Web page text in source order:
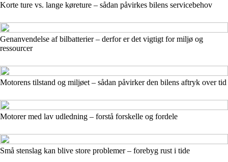
Korte ture vs. lange køreture – sådan påvirkes bilens servicebehov
Genanvendelse af bilbatterier – derfor er det vigtigt for miljø og
ressourcer
Motorens tilstand og miljøet – sådan påvirker den bilens aftryk over tid
Motorer med lav udledning – forstå forskelle og fordele
Små stenslag kan blive store problemer – forebyg rust i tide